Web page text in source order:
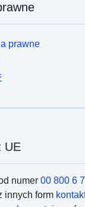
prawne
UE
numer 00 800 6
innych form